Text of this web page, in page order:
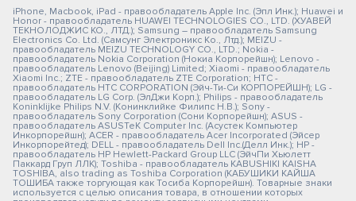
iPhone, Macbook, iPad - правообладатель Apple Inc. (Эпл Инк.); Huawei и
Honor - правообладатель HUAWEI TECHNOLOGIES CO., LTD. (ХУАВЕЙ
ТЕКНОЛОДЖИС КО., ЛТД.); Samsung – правообладатель Samsung
Electronics Co. Ltd. (Самсунг Электроникс Ко., Лтд.); MEIZU -
правообладатель MEIZU TECHNOLOGY CO., LTD.; Nokia -
правообладатель Nokia Corporation (Нокиа Корпорейшн); Lenovo -
правообладатель Lenovo (Beijing) Limited; Xiaomi - правообладатель
Xiaomi Inc.; ZTE - правообладатель ZTE Corporation; HTC -
правообладатель HTC CORPORATION (Эйч-Ти-Си КОРПОРЕЙШН); LG -
правообладатель LG Corp. (ЭлДжи Корп.); Philips - правообладатель
Koninklijke Philips N.V. (Конинклийке Филипс Н.В.); Sony -
правообладатель Sony Corporation (Сони Корпорейшн); ASUS -
правообладатель ASUSTeK Computer Inc. (Асустек Компьютер
Инкорпорейшн); ACER - правообладатель Acer Incorporated (Эйсер
Инкорпорейтед); DELL - правообладатель Dell Inc.(Делл Инк.); HP -
правообладатель HP Hewlett-Packard Group LLC (ЭйчПи Хьюлетт
Паккард Груп ЛЛК); Toshiba - правообладатель KABUSHIKI KAISHA
TOSHIBA, also trading as Toshiba Corporation (КАБУШИКИ КАЙША
ТОШИБА также торгующая как Тосиба Корпорейшн). Товарные знаки
используется с целью описания товара, в отношении которых